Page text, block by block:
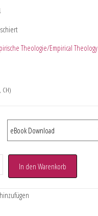
Theologie/Empirical Theology
CH)
In den Warenkorb